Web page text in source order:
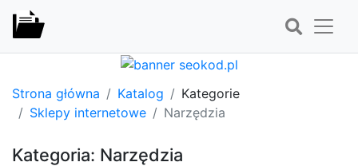
Strona główna Katalog
Kategorie
Sklepy internetowe
Narzędzia
Kategoria: Narzędzia